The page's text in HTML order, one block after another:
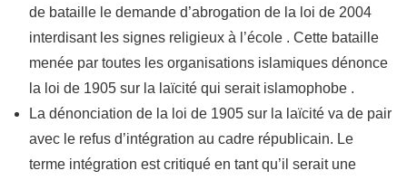
de bataille le demande d’abrogation de la loi de 2004
interdisant les signes religieux à l’école . Cette bataille
menée par toutes les organisations islamiques dénonce
la loi de 1905 sur la laïcité qui serait islamophobe .
La dénonciation de la loi de 1905 sur la laïcité va de pair
avec le refus d’intégration au cadre républicain. Le
terme intégration est critiqué en tant qu’il serait une